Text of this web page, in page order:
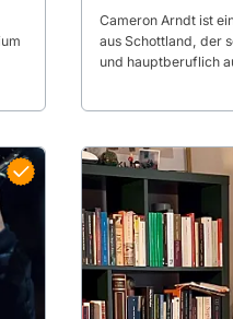
Cameron Arndt ist
aus Schottland, der
und hauptberuflich